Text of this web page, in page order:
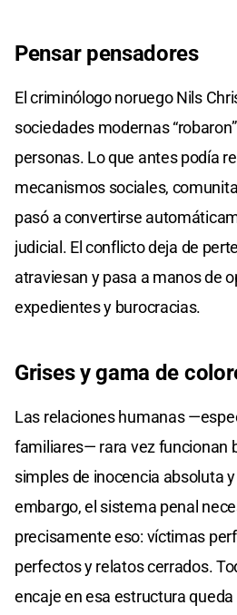
Pensar pensadores
El criminólogo noruego Nils
sociedades modernas
personas. Lo que antes podía
mecanismos sociales,
pasó a convertirse
judicial. El conflicto deja de
atraviesan y pasa a manos de
expedientes y burocracias.
Grises y gama de
Las relaciones humanas
familiares— rara vez funcionan
simples de inocencia absoluta
embargo, el sistema penal
precisamente eso: víctimas
perfectos y relatos cerrados.
encaje en esa estructura